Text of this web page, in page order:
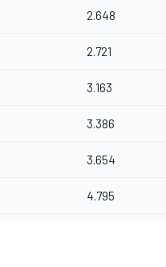
2.648
2.721
3.163
3.386
3.654
4.795